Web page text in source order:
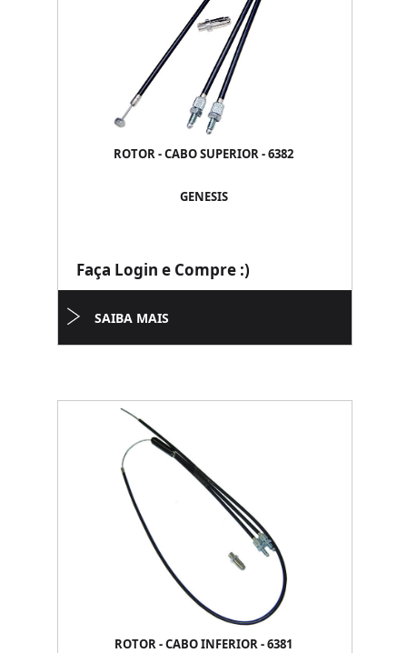
ROTOR - CABO SUPERIOR - 6382
GENESIS
Faça Login e Compre :)
SAIBA MAIS
ROTOR - CABO INFERIOR - 6381